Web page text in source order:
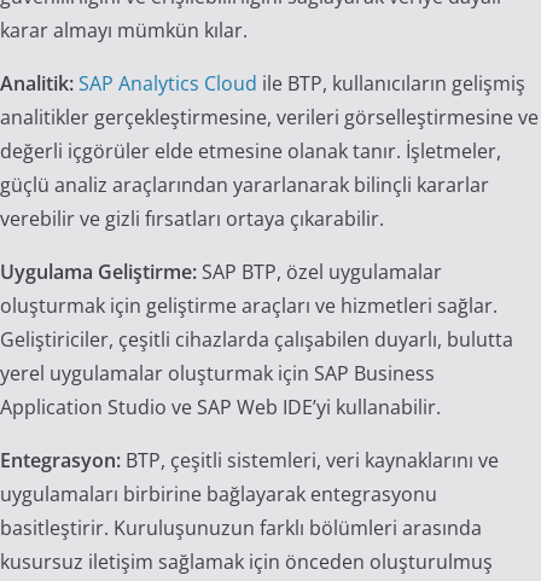
karar almayı mümkün kılar.
Analitik:SAP Analytics Cloud ile BTP, kullanıcıların gelişmiş
analitikler gerçekleştirmesine, verileri görselleştirmesine ve
değerli içgörüler elde etmesine olanak tanır. İşletmeler,
güçlü analiz araçlarından yararlanarak bilinçli kararlar
verebilir ve gizli fırsatları ortaya çıkarabilir.
Uygulama Geliştirme: SAP BTP, özel uygulamalar
oluşturmak için geliştirme araçları ve hizmetleri sağlar.
Geliştiriciler, çeşitli cihazlarda çalışabilen duyarlı, bulutta
yerel uygulamalar oluşturmak için SAP Business
Application Studio ve SAP Web IDE’yi kullanabilir.
Entegrasyon: BTP, çeşitli sistemleri, veri kaynaklarını ve
uygulamaları birbirine bağlayarak entegrasyonu
basitleştirir. Kuruluşunuzun farklı bölümleri arasında
kusursuz iletişim sağlamak için önceden oluşturulmuş